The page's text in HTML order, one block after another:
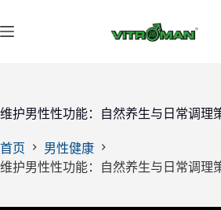
过
维护男性性功能：自然养生与日常调理
首页
男性健康
维护男性性功能：自然养生与日常调理